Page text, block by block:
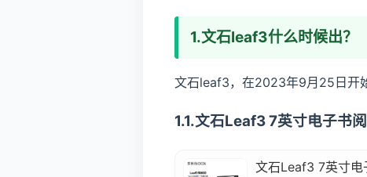
1.文石leaf3什么时候出？
文石leaf3，在2023年9月25日开
1.1.文石Leaf3 7英寸电子书
文石Leaf3 7英寸电